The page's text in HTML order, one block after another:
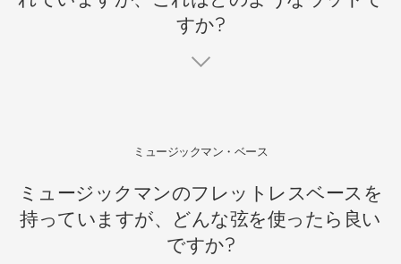
すか?
ミュージックマン・ベース
ミュージックマンのフレットレスベースを
持っていますが、どんな弦を使ったら良い
ですか?